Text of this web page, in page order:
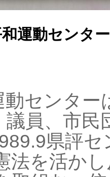
運動センタ
動センタ
議員、市
県評
法を活か